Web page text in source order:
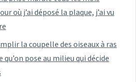
où j’ai déposé la plaque, j’ai vu
la coupelle des oiseaux à ras
qu’on pose au milieu qui décide